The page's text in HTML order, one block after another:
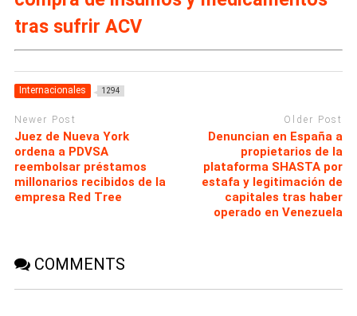
tras sufrir ACV
Internacionales 1294
Newer Post
Juez de Nueva York
ordena a PDVSA
reembolsar préstamos
millonarios recibidos de la
empresa Red Tree
Older Post
Denuncian en España a
propietarios de la
plataforma SHASTA por
estafa y legitimación de
capitales tras haber
operado en Venezuela
COMMENTS